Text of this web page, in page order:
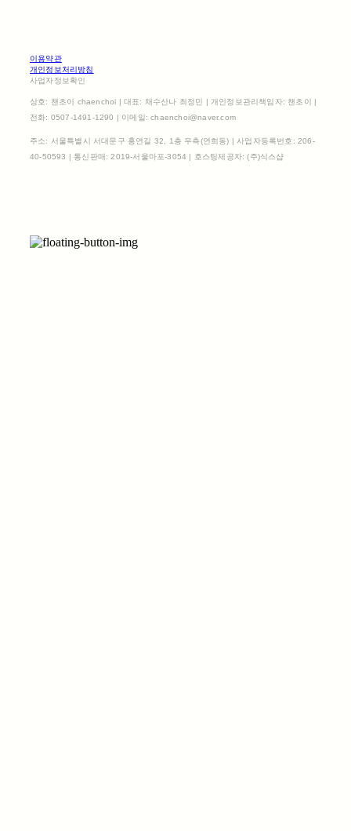
이용약관
개인정보처리방침
사업자정보확인
상호: 챈초이 chaenchoi | 대표: 채수산나 최정민 | 개인정보관리책임자: 챈초이 |
전화: 0507-1491-1290 | 이메일: chaenchoi@naver.com
주소: 서울특별시 서대문구 홍연길 32, 1층 우측(연희동) | 사업자등록번호: 206-
40-50593 | 통신판매:2019-서울마포-3054 | 호스팅제공자: (주)식스샵